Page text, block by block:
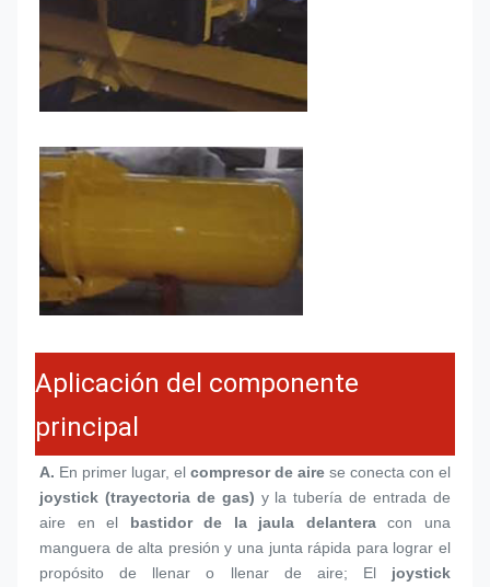
Aplicación del componente
principal
A. En primer lugar, el compresor de aire
joystick (trayectoria de gas) y la tubería de entrada de
aire en el bastidor de la jaula delantera con una
manguera de alta presión y una junta rápida para lograr el
propósito de llenar o llenar de aire; El joystick